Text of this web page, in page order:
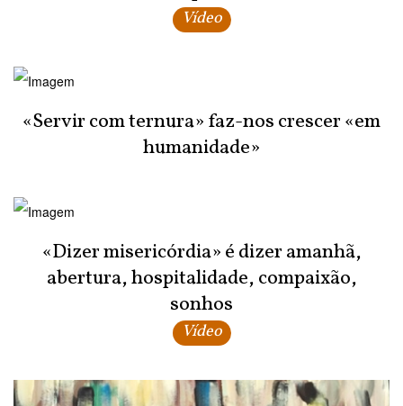
Vídeo
«Servir com ternura» faz-nos crescer «em
humanidade»
«Dizer misericórdia» é dizer amanhã,
abertura, hospitalidade, compaixão,
sonhos
Vídeo